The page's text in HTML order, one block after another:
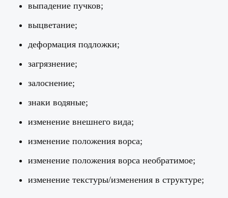
выпадение пучков;
выцветание;
деформация подложки;
загрязнение;
залоснение;
знаки водяные;
изменение внешнего вида;
изменение положения ворса;
изменение положения ворса необратимое;
изменение текстуры/изменения в структуре;